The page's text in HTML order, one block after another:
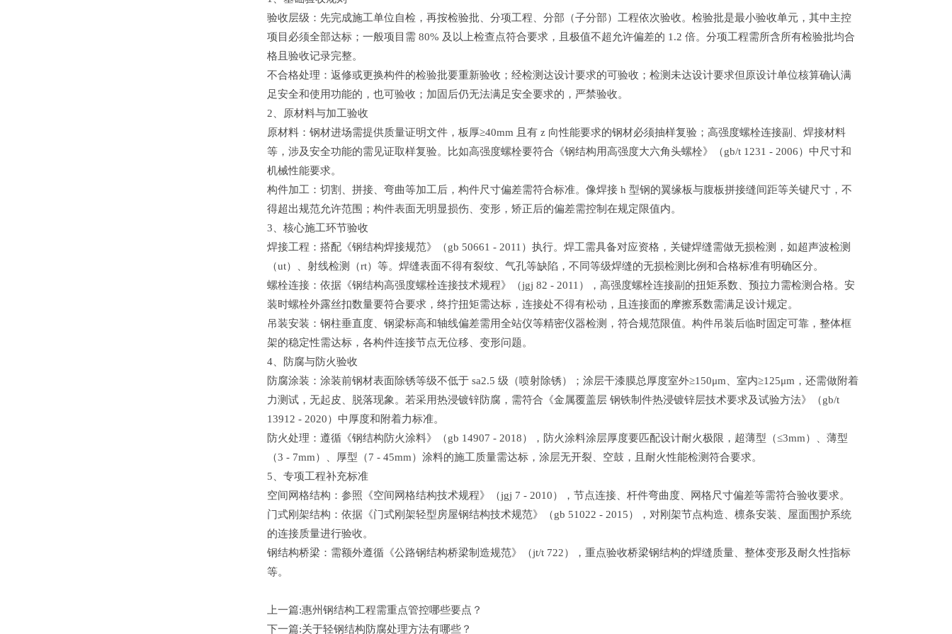
验收层级：先完成施工单位自检，再按检验批、分项工程、分部（子分部）工程依次验收。检验批是最小验收单元，其中主控
项目必须全部达标；一般项目需 80% 及以上检查点符合要求，且极值不超允许偏差的 1.2 倍。分项工程需所含所有检验批均合
格且验收记录完整。
不合格处理：返修或更换构件的检验批要重新验收；经检测达设计要求的可验收；检测未达设计要求但原设计单位核算确认满
足安全和使用功能的，也可验收；加固后仍无法满足安全要求的，严禁验收。
2、原材料与加工验收
原材料：钢材进场需提供质量证明文件，板厚≥40mm 且有 z 向性能要求的钢材必须抽样复验；高强度螺栓连接副、焊接材料
等，涉及安全功能的需见证取样复验。比如高强度螺栓要符合《钢结构用高强度大六角头螺栓》（gb/t 1231 - 2006）中尺寸和
机械性能要求。
构件加工：切割、拼接、弯曲等加工后，构件尺寸偏差需符合标准。像焊接 h 型钢的翼缘板与腹板拼接缝间距等关键尺寸，不
得超出规范允许范围；构件表面无明显损伤、变形，矫正后的偏差需控制在规定限值内。
3、核心施工环节验收
焊接工程：搭配《钢结构焊接规范》（gb 50661 - 2011）执行。焊工需具备对应资格，关键焊缝需做无损检测，如超声波检测
（ut）、射线检测（rt）等。焊缝表面不得有裂纹、气孔等缺陷，不同等级焊缝的无损检测比例和合格标准有明确区分。
螺栓连接：依据《钢结构高强度螺栓连接技术规程》（jgj 82 - 2011），高强度螺栓连接副的扭矩系数、预拉力需检测合格。安
装时螺栓外露丝扣数量要符合要求，终拧扭矩需达标，连接处不得有松动，且连接面的摩擦系数需满足设计规定。
吊装安装：钢柱垂直度、钢梁标高和轴线偏差需用全站仪等精密仪器检测，符合规范限值。构件吊装后临时固定可靠，整体框
架的稳定性需达标，各构件连接节点无位移、变形问题。
4、防腐与防火验收
防腐涂装：涂装前钢材表面除锈等级不低于 sa2.5 级（喷射除锈）；涂层干漆膜总厚度室外≥150μm、室内≥125μm，还需做附着
力测试，无起皮、脱落现象。若采用热浸镀锌防腐，需符合《金属覆盖层 钢铁制件热浸镀锌层技术要求及试验方法》（gb/t
13912 - 2020）中厚度和附着力标准。
防火处理：遵循《钢结构防火涂料》（gb 14907 - 2018），防火涂料涂层厚度要匹配设计耐火极限，超薄型（≤3mm）、薄型
（3 - 7mm）、厚型（7 - 45mm）涂料的施工质量需达标，涂层无开裂、空鼓，且耐火性能检测符合要求。
5、专项工程补充标准
空间网格结构：参照《空间网格结构技术规程》（jgj 7 - 2010），节点连接、杆件弯曲度、网格尺寸偏差等需符合验收要求。
门式刚架结构：依据《门式刚架轻型房屋钢结构技术规范》（gb 51022 - 2015），对刚架节点构造、檩条安装、屋面围护系统
的连接质量进行验收。
钢结构桥梁：需额外遵循《公路钢结构桥梁制造规范》（jt/t 722），重点验收桥梁钢结构的焊缝质量、整体变形及耐久性指标
等。
上一篇:惠州钢结构工程需重点管控哪些要点？
下一篇:关于轻钢结构防腐处理方法有哪些？